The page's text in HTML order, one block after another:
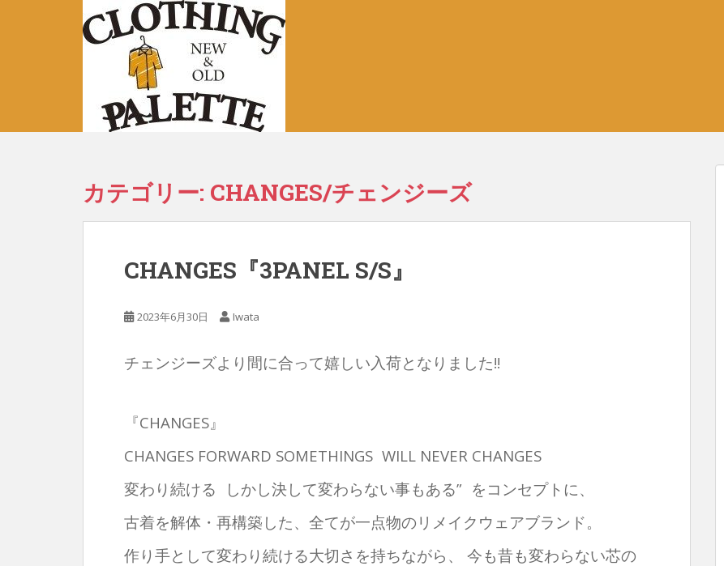
カテゴリー: CHANGES/チェンジーズ
CHANGES『3PANEL S/S』
2023年6月30日 Iwata
チェンジーズより間に合って嬉しい入荷となりました!!
『CHANGES』
CHANGES FORWARD SOMETHINGS WILL NEVER CHANGES
変わり続ける しかし決して変わらない事もある” をコンセプトに、
古着を解体・再構築した、全てが一点物のリメイクウェアブランド。
作り手として変わり続ける大切さを持ちながら、 今も昔も変わらない芯の